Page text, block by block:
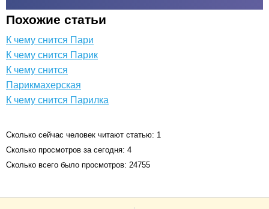
Похожие статьи
К чему снится Пари
К чему снится Парик
К чему снится
Парикмахерская
К чему снится Парилка
Сколько сейчас человек читают статью: 1
Сколько просмотров за сегодня: 4
Сколько всего было просмотров: 24755